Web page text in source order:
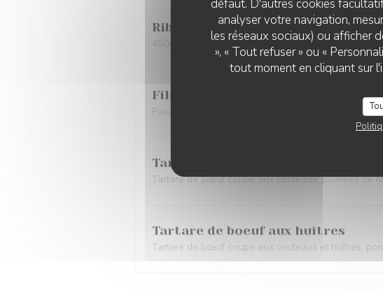
défaut. D'autres cookies
analyser votre navigation,
les réseaux sociaux) ou afficher
», « Tout refuser » ou «
tout moment en cliquant sur
Ribs de porc "cochon de crau"
450gr, ribs confit miel, soja et fenugrec, jus réduit,
Filet de taureau rossini
Pavé de filet de taureau "AOP Camargue",
Tartare de boeuf
Tartare de bœuf coupé aux couteaux, pommes de
Tartare de boeuf aux huîtres
Tartare de bœuf coupé aux couteaux et huîtres,